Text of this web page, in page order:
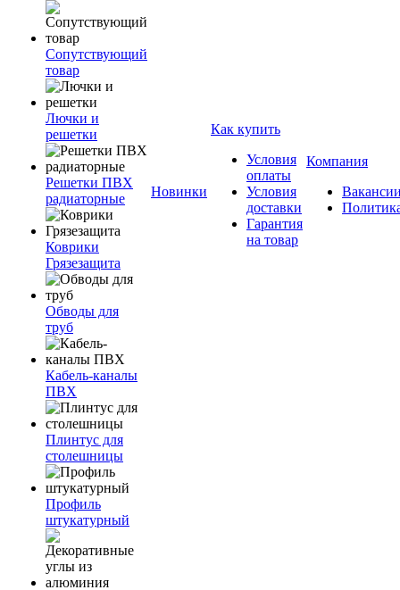
Сопутствующий
товар
Лючки и
решетки
Решетки ПВХ
радиаторные
Коврики
Грязезащита
Обводы для
труб
Кабель-каналы
ПВХ
Плинтус для
столешницы
Профиль
штукатурный
Новинки
Как купить
Условия
оплаты
Условия
доставки
Гарантия
на товар
Компания